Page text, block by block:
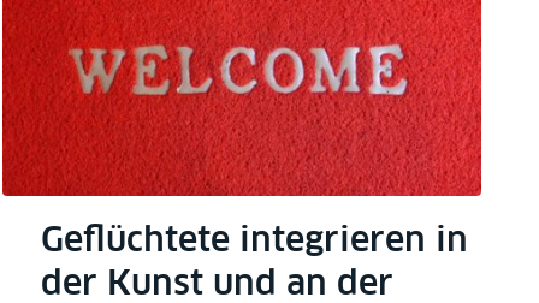
Geflüchtete integrieren in
der Kunst und an der